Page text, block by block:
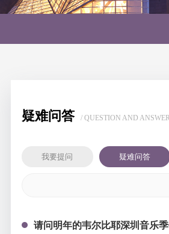
疑难问答 / QUESTION AND
我要提问 疑难问答
请问明年的韦尔比耶深圳音乐